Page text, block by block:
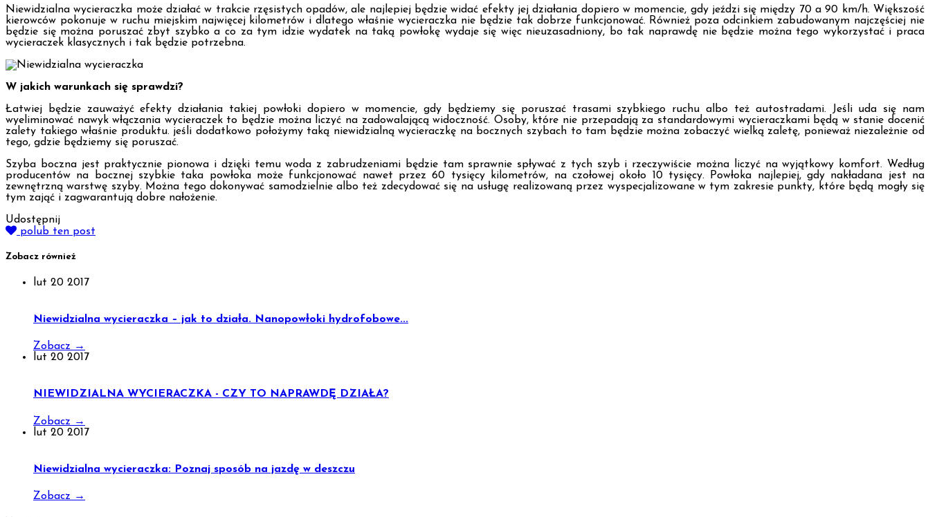
Niewidzialna wycieraczka może działać w trakcie rzęsistych opadów, ale najlepiej będzie widać efekty jej działania dopiero w momencie, gdy jeździ się między 70 a 90 km/h. Większość
kierowców pokonuje w ruchu miejskim najwięcej kilometrów i dlatego właśnie wycieraczka nie będzie tak dobrze funkcjonować. Również poza odcinkiem zabudowanym najczęściej nie
będzie się można poruszać zbyt szybko a co za tym idzie wydatek na taką powłokę wydaje się więc nieuzasadniony, bo tak naprawdę nie będzie można tego wykorzystać i praca
wycieraczek klasycznych i tak będzie potrzebna.
W jakich warunkach się sprawdzi?
Łatwiej będzie zauważyć efekty działania takiej powłoki dopiero w momencie, gdy będziemy się poruszać trasami szybkiego ruchu albo też autostradami. Jeśli uda się nam
wyeliminować nawyk włączania wycieraczek to będzie można liczyć na zadowalającą widoczność. Osoby, które nie przepadają za standardowymi wycieraczkami będą w stanie docenić
zalety takiego właśnie produktu. jeśli dodatkowo położymy taką niewidzialną wycieraczkę na bocznych szybach to tam będzie można zobaczyć wielką zaletę, ponieważ niezależnie od
tego, gdzie będziemy się poruszać.
Szyba boczna jest praktycznie pionowa i dzięki temu woda z zabrudzeniami będzie tam sprawnie spływać z tych szyb i rzeczywiście można liczyć na wyjątkowy komfort. Według
producentów na bocznej szybkie taka powłoka może funkcjonować nawet przez 60 tysięcy kilometrów, na czołowej około 10 tysięcy. Powłoka najlepiej, gdy nakładana jest na
zewnętrzną warstwę szyby. Można tego dokonywać samodzielnie albo też zdecydować się na usługę realizowaną przez wyspecjalizowane w tym zakresie punkty, które będą mogły się
tym zająć i zagwarantują dobre nałożenie.
Udostępnij
polub ten post
Zobacz również
lut 20 2017
Niewidzialna wycieraczka – jak to działa. Nanopowłoki hydrofobowe...
Zobacz →
lut 20 2017
NIEWIDZIALNA WYCIERACZKA - CZY TO NAPRAWDĘ DZIAŁA?
Zobacz →
lut 20 2017
Niewidzialna wycieraczka: Poznaj sposób na jazdę w deszczu
Zobacz →